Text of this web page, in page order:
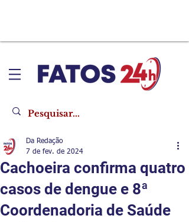
Cachoeira confirma quatro
casos de dengue e 8ª
Coordenadoria de Saúde
Da Redação
7 de fev. de 2024